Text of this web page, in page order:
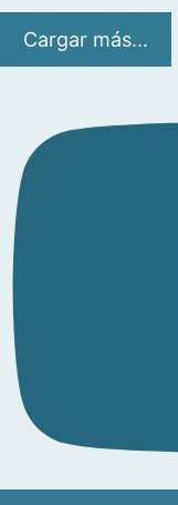
Cargar más...